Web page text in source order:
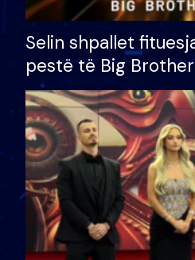
Selin shpallet
pestë të Big
çmimin e madh